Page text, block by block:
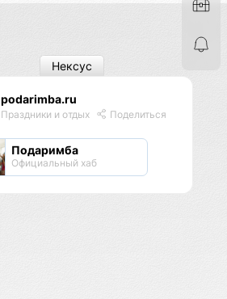
podarimba.ru
Праздники и отдых Поделиться
Подаримба
Официальный хаб
Нексус